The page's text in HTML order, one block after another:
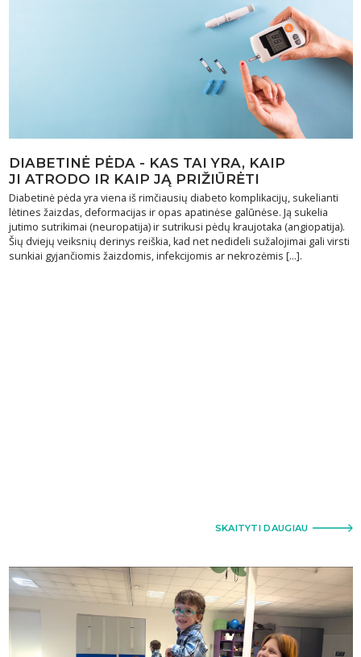
DIABETINĖ PĖDA - KAS TAI YRA, KAIP
JI ATRODO IR KAIP JĄ PRIŽIŪRĖTI
Diabetinė pėda yra viena iš rimčiausių diabeto komplikacijų, sukelianti
lėtines žaizdas, deformacijas ir opas apatinėse galūnėse. Ją sukelia
jutimo sutrikimai (neuropatija) ir sutrikusi pėdų kraujotaka (angiopatija).
Šių dviejų veiksnių derinys reiškia, kad net nedideli sužalojimai gali virsti
sunkiai gyjančiomis žaizdomis, infekcijomis ar nekrozėmis [...].
SKAITYTI DAUGIAU